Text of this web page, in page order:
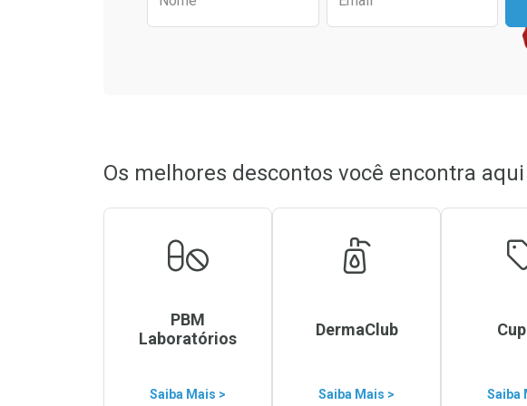
Os melhores descontos você encontra aqui
PBM
Laboratórios
Saiba Mais >
DermaClub
Saiba Mais > Saiba